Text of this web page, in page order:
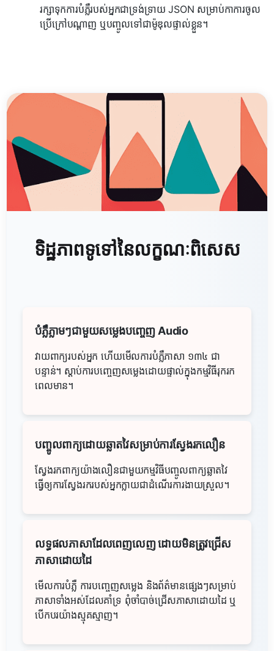
រក្សាទុកការបំភ្លឺរបស់អ្នកជាទ្រង់ទ្រាយ JSON សម្រាប់កាការចូល
ប្រើក្រៅបណ្ដាញ ឬបញ្ចូលទៅជាម៉ូឌុលផ្ទាល់ខ្លួន។
ទិដ្ឋភាពទូទៅនៃលក្ខណៈពិសេស
បំភ្លឺភ្លាមៗជាមួយសម្លេងបញ្ចេញ Audio
វាយពាក្យរបស់អ្នក ហើយមើលការបំភ្លឺភាសា ១៣៤ ជា
បន្ទាន់។ ស្ដាប់ការបញ្ចេញសម្លេងដោយផ្ទាល់ក្នុងកម្មវិធីរុករក
ពេលមាន។
បញ្ចូលពាក្យដោយឆ្លាតវៃសម្រាប់ការស្វែងរកលឿន
ស្វែងរកពាក្យយ៉ាងលឿនជាមួយកម្មវិធីបញ្ចូលពាក្យឆ្លាតវៃ
ធ្វើឲ្យការស្វែងរករបស់អ្នកក្លាយជាដំណើរការងាយស្រួល។
លទ្ធផលភាសាដែលពេញលេញ ដោយមិនត្រូវជ្រើស
ភាសាដោយដៃ
មើលការបំភ្លឺ ការបញ្ចេញសម្លេង និងព័ត៌មានផ្សេងៗសម្រាប់
ភាសាទាំងអស់ដែលគាំទ្រ ពុំចាំបាច់ជ្រើសភាសាដោយដៃ ឬ
បើកបរយ៉ាងស្មុគស្មាញ។